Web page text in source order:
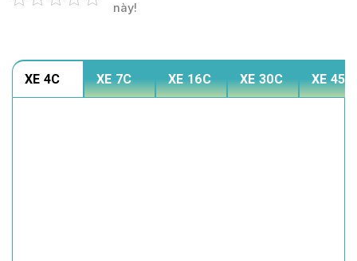
này!
XE 4C XE 7C XE 16C XE 30C XE 45C